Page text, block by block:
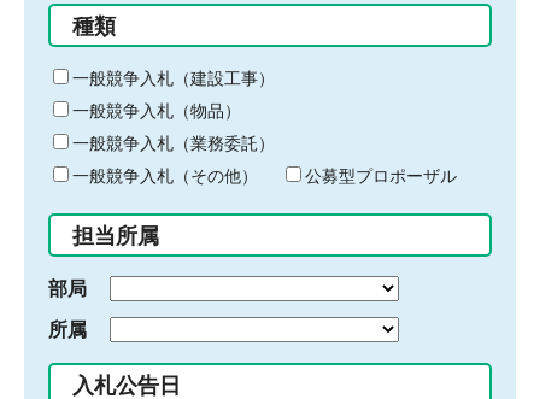
る
キ
ー
ワ
ー
ド
入
力
種類
一般競争入札（建設工事）
一般競争入札（物品）
一般競争入札（業務委託）
一般競争入札（その他）
公募型プロポーザル
担当所属
部局
所属
入札公告日